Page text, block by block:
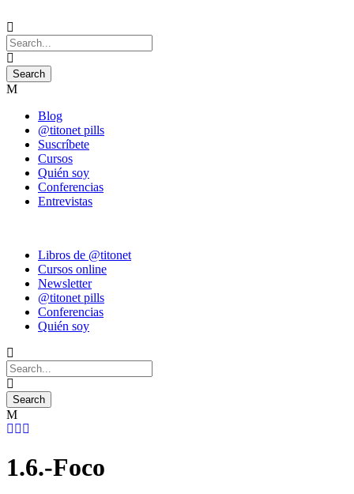
Blog
@titonet pills
Suscríbete
Cursos
Quién soy
Conferencias
Entrevistas
Libros de @titonet
Cursos online
Newsletter
@titonet pills
Conferencias
Quién soy
1.6.-Foco